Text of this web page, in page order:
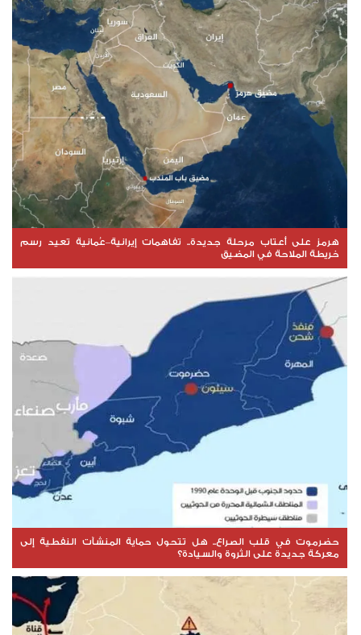
هرمز على أعتاب مرحلة جديدة.. تفاهمات إيرانية–عُمانية تعيد رسم
خريطة الملاحة في المضيق
حضرموت في قلب الصراع.. هل تتحول حماية المنشآت النفطية إلى
معركة جديدة على الثروة والسيادة؟